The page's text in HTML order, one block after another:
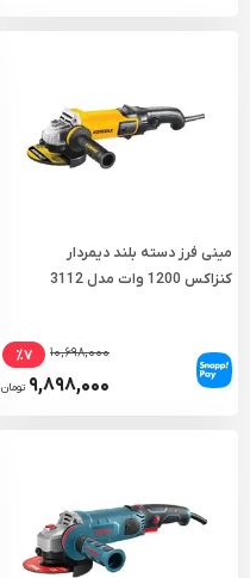
مینی فرز دسته بلند دیمردار
کنزاکس 1200 وات مدل 3112
۱۰,۶۹۸,۰۰۰ ٪۷
۹,۸۹۸,۰۰۰ تومان